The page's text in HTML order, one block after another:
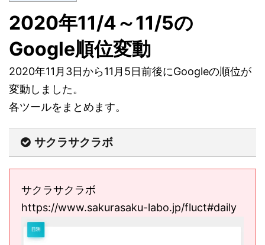
2020年11/4～11/5の
Google順位変動
2020年11月3日から11月5日前後にGoogleの順位が
変動しました。
各ツールをまとめます。
サクラサクラボ
サクラサクラボ
https://www.sakurasaku-labo.jp/fluct#daily